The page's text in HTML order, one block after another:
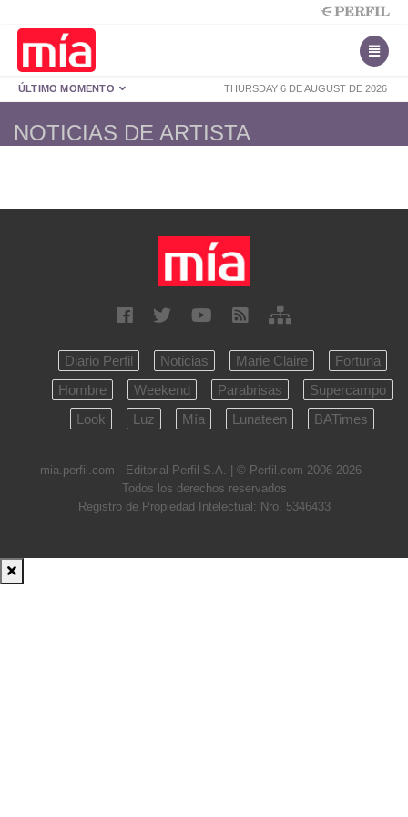
THURSDAY 6 DE AUGUST DE 2026
ÚLTIMO MOMENTO
NOTICIAS DE ARTISTA
Diario Perfil Noticias Marie Claire
Fortuna
Hombre
Weekend Parabrisas
Supercampo
Look
Luz Mía Lunateen BATimes
mia.perfil.com - Editorial Perfil S.A. | © Perfil.com 2006-2026 -
Todos los derechos reservados
Registro de Propiedad Intelectual: Nro. 5346433